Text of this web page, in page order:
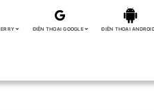
ĐIỆN THOẠI GOOGLE ĐIỆN THOẠI